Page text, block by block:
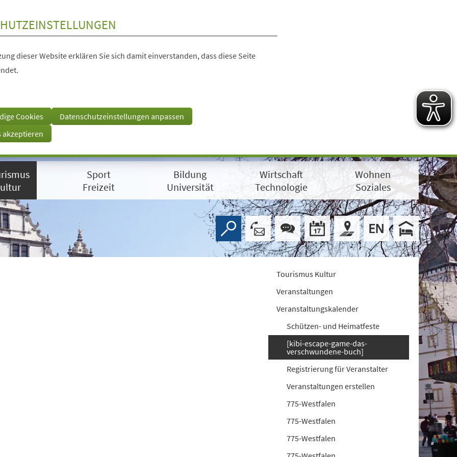
dieser Website erklären Sie sich damit einverstanden, dass diese Seite
Cookies
Datenschutzeinstellungen anpassen
akzeptieren
Sport
Freizeit
Bildung
Universität
Wirtschaft
Technologie
Wohnen
Soziales
Tourismus Kultur
Veranstaltungen
Veranstaltungskalender
Schützen- und Heimatfeste
[kibi-escape-game-das-
verschwundene-buch]
Registrierung für Veranstalter
Veranstaltungen erstellen
775-Westfalen
775-Westfalen
775-Westfalen